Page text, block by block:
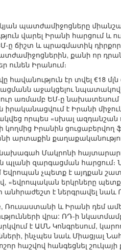
պատժամիջոցները
վարել Իրանի հարցում և
ճիշտ և պրագմատիկ
քանի որ
ունեն Իրանում։
հավանություն էր տվել €18
աջակցելու
առմամբ ԵՄ-ը նախատեսում
է Իրանի
որպես «սխալ
Իրանին
արտաքին
Մակրոնի
զարգացման հարցում։
չպետք է այդքան շատ
«եվրոպական երկրները
է ներգրավել նաև
և Իրանի դեմ
վրա: ՌԴ-ի
է ԱՄՆ Կոնգրեսում,
ինչպես նաև Միացյալ
հաշվով հանգեցնել շուկայի